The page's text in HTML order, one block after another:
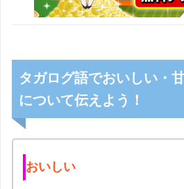
タガログ語でおいしい・
について伝えよう！
おいしい